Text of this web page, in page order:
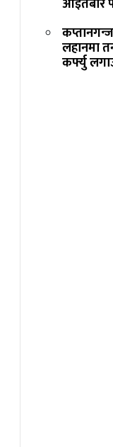
लहानमा
कर्फ्यु